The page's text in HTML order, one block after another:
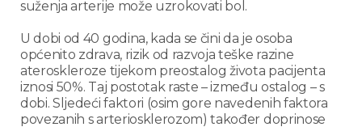
suženja arterije može uzrokovati bol.
U dobi od 40 godina, kada se čini da je osoba
općenito zdrava, rizik od razvoja teške razine
ateroskleroze tijekom preostalog života pacijenta
iznosi 50%. Taj postotak raste – između ostalog – s
dobi. Sljedeći faktori (osim gore navedenih faktora
povezanih s arteriosklerozom) također doprinose